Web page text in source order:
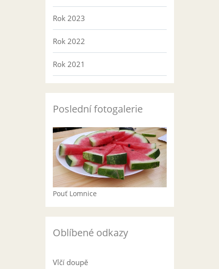
Rok 2023
Rok 2022
Rok 2021
Poslední fotogalerie
Pouť Lomnice
Oblíbené odkazy
Vlčí doupě